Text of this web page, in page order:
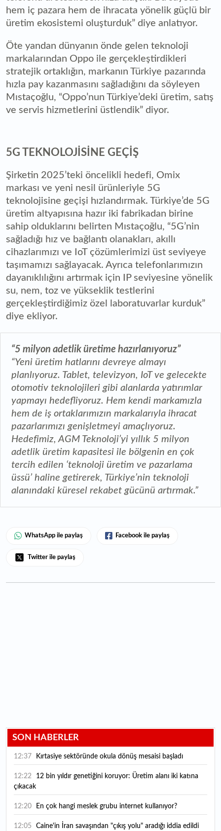
hem iç pazara hem de ihracata yönelik güçlü bir
üretim ekosistemi oluşturduk” diye anlatıyor.
Öte yandan dünyanın önde gelen teknoloji
markalarından Oppo ile gerçekleştirdikleri
stratejik ortaklığın, markanın Türkiye pazarında
hızla pay kazanmasını sağladığını da söyleyen
Mıstaçoğlu, “Oppo’nun Türkiye’deki üretim, satış
ve servis hizmetlerini üstlendik” diyor.
5G TEKNOLOJİSİNE GEÇİŞ
Şirketin 2025’teki öncelikli hedefi, Omix
markası ve yeni nesil ürünleriyle 5G
teknolojisine geçişi hızlandırmak. Türkiye’de 5G
üretim altyapısına hazır iki fabrikadan birine
sahip olduklarını belirten Mıstaçoğlu, “5G’nin
sağladığı hız ve bağlantı olanakları, akıllı
cihazlarımızı ve IoT çözümlerimizi üst seviyeye
taşımamızı sağlayacak. Ayrıca telefonlarımızın
dayanıklılığını artırmak için IP seviyesine yönelik
su, nem, toz ve yükseklik testlerini
gerçekleştirdiğimiz özel laboratuvarlar kurduk”
diye ekliyor.
“5 milyon adetlik üretime hazırlanıyoruz”
“Yeni üretim hatlarını devreye almayı
planlıyoruz. Tablet, televizyon, IoT ve gelecekte
otomotiv teknolojileri gibi alanlarda yatırımlar
yapmayı hedefliyoruz. Hem kendi markamızla
hem de iş ortaklarımızın markalarıyla ihracat
pazarlarımızı genişletmeyi amaçlıyoruz.
Hedefimiz, AGM Teknoloji’yi yıllık 5 milyon
adetlik üretim kapasitesi ile bölgenin en çok
tercih edilen ‘teknoloji üretim ve pazarlama
üssü’ haline getirerek, Türkiye’nin teknoloji
alanındaki küresel rekabet gücünü artırmak.”
WhatsApp ile paylaş Facebook ile paylaş
Twitter ile paylaş
SON HABERLER
12:37 Kırtasiye sektöründe okula dönüş mesaisi başladı
12:22
çıkacak
12:20 En çok hangi meslek grubu internet kullanıyor?
12:05 Caine'in İran savaşından "çıkış yolu" aradığı iddia edildi